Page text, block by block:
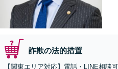
詐欺の法的措置
【関東エリア対応】電話・LINE相談